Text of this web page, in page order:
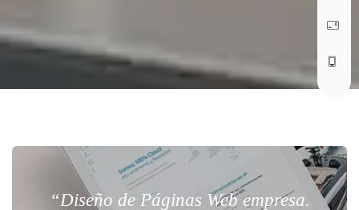
“Diseño de Páginas Web empresa.